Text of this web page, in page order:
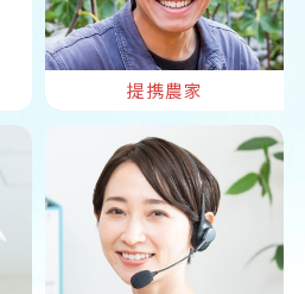
提携農家